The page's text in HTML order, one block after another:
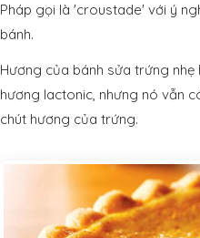
Pháp gọi là 'croustade' với ý
bánh.
Hương của bánh sửa trứng
hương lactonic, nhưng nó vẫn
chút hương của trứng.